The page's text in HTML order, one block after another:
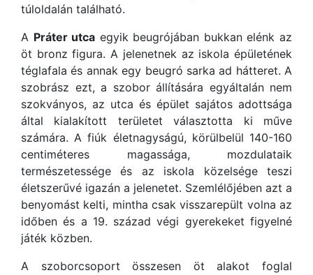
túloldalán található.
A Práter utca egyik beugrójában bukkan elénk az
öt bronz figura. A jelenetnek az iskola épületének
téglafala és annak egy beugró sarka ad hátteret. A
szobrász ezt, a szobor állítására egyáltalán nem
szokványos, az utca és épület sajátos adottsága
által kialakított területet választotta ki műve
számára. A fiúk életnagyságú, körülbelül 140-160
centiméteres magassága, mozdulataik
természetessége és az iskola közelsége teszi
életszerűvé igazán a jelenetet. Szemlélőjében azt a
benyomást kelti, mintha csak visszarepült volna az
időben és a 19. század végi gyerekeket figyelné
játék közben.
A szoborcsoport összesen öt alakot foglal